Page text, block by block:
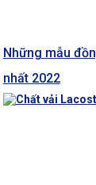
Những mẫu
nhất 2022